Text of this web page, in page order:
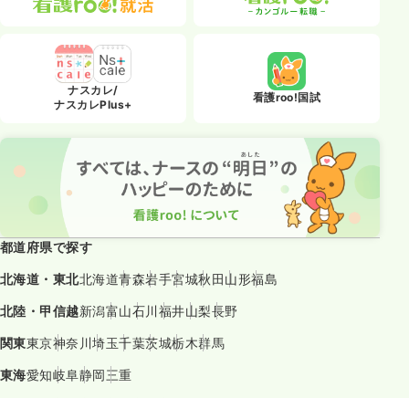
ナスカレ/
ナスカレPlus+
看護roo!国試
都道府県で探す
北海道・東北北海道青森岩手宮城秋田山形福島
北陸・甲信越新潟富山石川福井山梨長野
関東東京神奈川埼玉千葉茨城栃木群馬
東海愛知岐阜静岡三重